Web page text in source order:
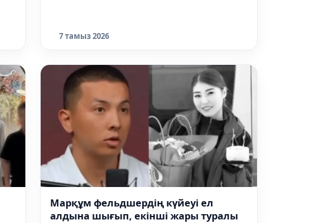
7 тамыз 2026
Марқұм фельдшердің күйеуі ел
алдына шығып, екінші жары туралы